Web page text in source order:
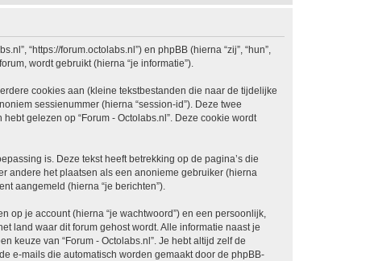
“https://forum.octolabs.nl”) en phpBB (hierna “zij”, “hun”,
wordt gebruikt (hierna “je informatie”).
cookies aan (kleine tekstbestanden die naar de tijdelijke
sessienummer (hierna “session-id”). Deze twee
gelezen op “Forum - Octolabs.nl”. Deze cookie wordt
is. Deze tekst heeft betrekking op de pagina’s die
andere het plaatsen als een anonieme gebruiker (hierna
aangemeld (hierna “je berichten”).
op je account (hierna “je wachtwoord”) en een persoonlijk,
land waar dit forum gehost wordt. Alle informatie naast je
keuze van “Forum - Octolabs.nl”. Je hebt altijd zelf de
e-mails die automatisch worden gemaakt door de phpBB-